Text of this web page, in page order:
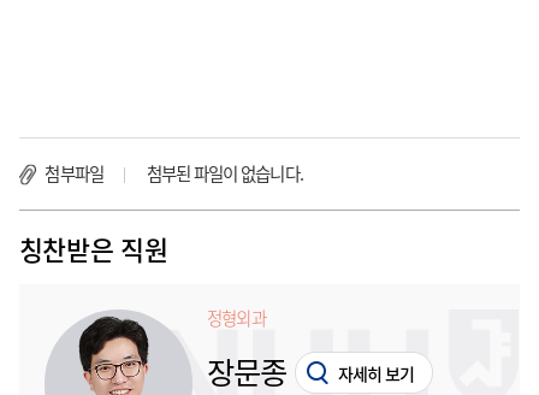
첨부파일 첨부된 파일이 없습니다.
칭찬받은 직원
정형외과
장문종 자세히 보기